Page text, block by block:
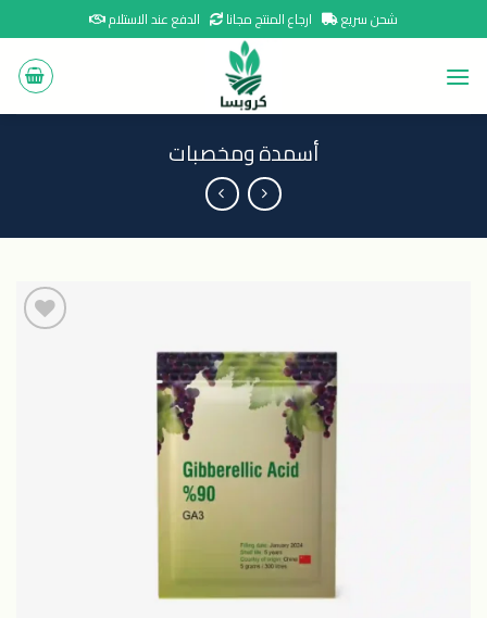
to
content
شحن سريع ارجاع المنتج مجانا الدفع عند الاستلام
أسمدة ومخصبات